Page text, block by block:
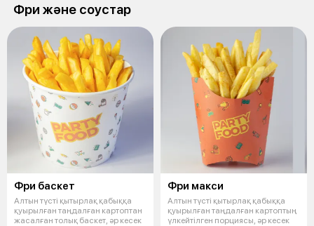
Фри және соустар
Фри баскет
Алтын түсті қытырлақ қабыққа
қуырылған таңдалған картоптан
жасалған толық баскет, әр кесек
Фри макси
Алтын түсті қытырлақ қабыққа
қуырылған таңдалған картоптың
үлкейтілген порциясы, әр кесек